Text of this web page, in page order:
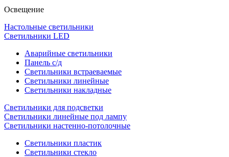
Освещение
Настольные светильники
Светильники LED
Аварийные светильники
Панель с/д
Светильники встраеваемые
Светильники линейные
Светильники накладные
Светильники для подсветки
Светильники линейные под лампу
Светильники настенно-потолочные
Светильники плаcтик
Светильники стекло